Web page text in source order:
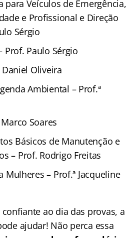
para Veículos de Emergência,
e Profissional e Direção
Sérgio
Prof. Paulo Sérgio
Daniel Oliveira
Ambiental – Prof.ª
Soares
Básicos de Manutenção e
– Prof. Rodrigo Freitas
Mulheres – Prof.ª Jacqueline
ao dia das provas, a
ajudar! Não perca essa